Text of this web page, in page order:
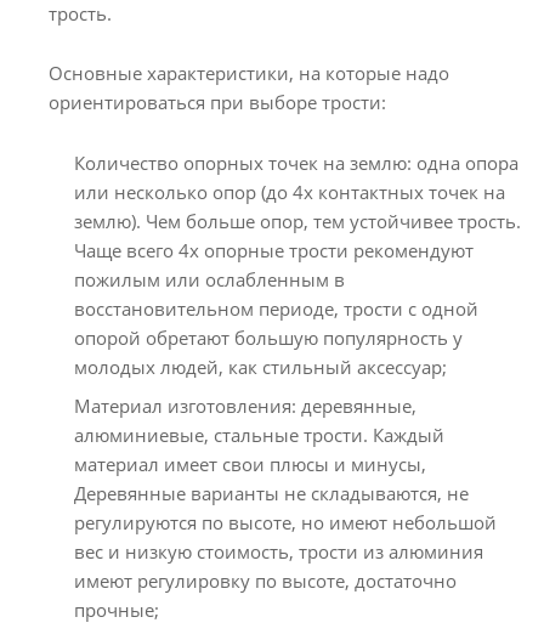
трость.
Основные характеристики, на которые надо
ориентироваться при выборе трости:
Количество опорных точек на землю: одна опора
или несколько опор (до 4х контактных точек на
землю). Чем больше опор, тем устойчивее трость.
Чаще всего 4х опорные трости рекомендуют
пожилым или ослабленным в
восстановительном периоде, трости с одной
опорой обретают большую популярность у
молодых людей, как стильный аксессуар;
Материал изготовления: деревянные,
алюминиевые, стальные трости. Каждый
материал имеет свои плюсы и минусы,
Деревянные варианты не складываются, не
регулируются по высоте, но имеют небольшой
вес и низкую стоимость, трости из алюминия
имеют регулировку по высоте, достаточно
прочные;